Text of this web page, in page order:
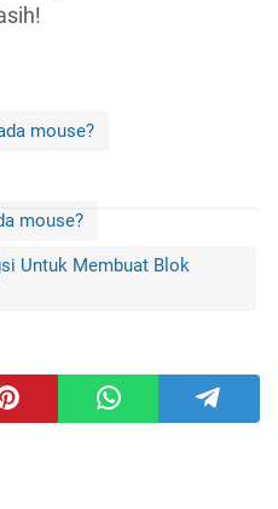
mouse?
mouse?
Untuk Membuat Blok